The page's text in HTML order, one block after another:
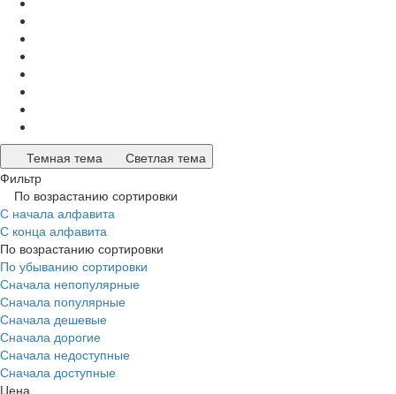
Темная тема
Светлая тема
Фильтр
По возрастанию сортировки
С начала алфавита
С конца алфавита
По возрастанию сортировки
По убыванию сортировки
Сначала непопулярные
Сначала популярные
Сначала дешевые
Сначала дорогие
Сначала недоступные
Сначала доступные
Цена